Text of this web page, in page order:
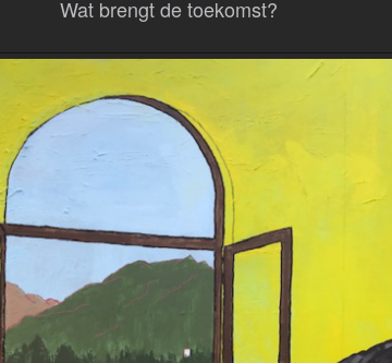
Wat brengt de toekomst?